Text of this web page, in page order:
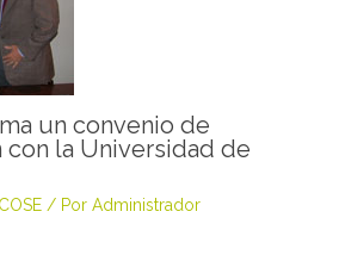
un convenio de
con la Universidad de
/ Por Administrador